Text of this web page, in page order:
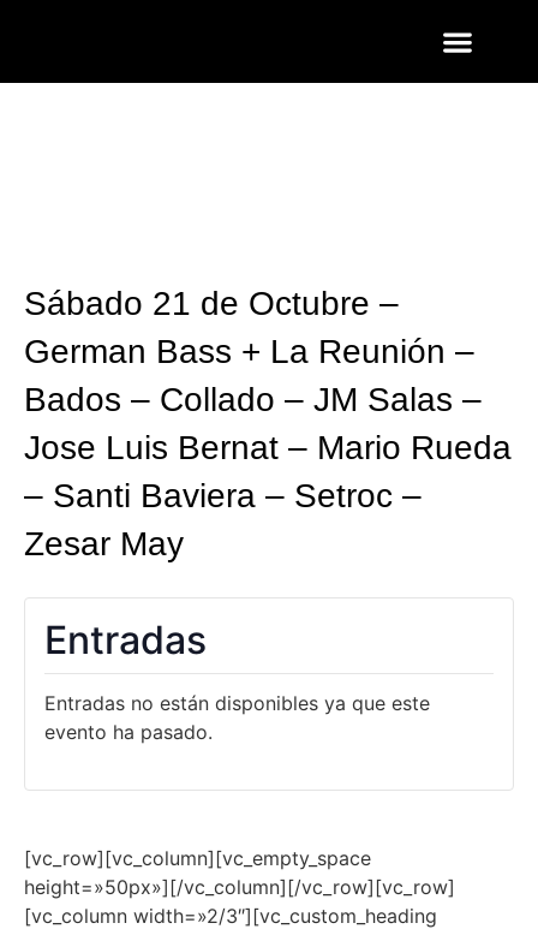
Sábado 21 de Octubre –
German Bass + La Reunión –
Bados – Collado – JM Salas –
Jose Luis Bernat – Mario Rueda
– Santi Baviera – Setroc –
Zesar May
Entradas
Entradas no están disponibles ya que este
evento ha pasado.
[vc_row][vc_column][vc_empty_space
height=»50px»][/vc_column][/vc_row][vc_row]
[vc_column width=»2/3″][vc_custom_heading